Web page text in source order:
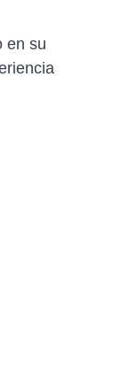
en su